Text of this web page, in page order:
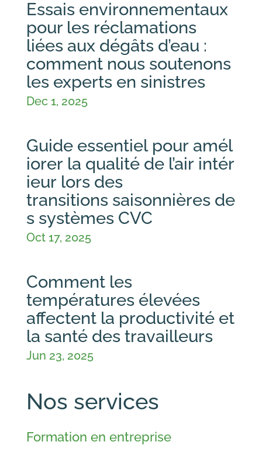
Nos services
Formation en entreprise
Essais environnementaux
pour les réclamations
liées aux dégâts d’eau :
comment nous soutenons
les experts en sinistres
Dec 1, 2025
Guide essentiel pour amél
iorer la qualité de l’air intér
ieur lors des
transitions saisonnières de
s systèmes CVC
Oct 17, 2025
Comment les
températures élevées
affectent la productivité et
la santé des travailleurs
Jun 23, 2025